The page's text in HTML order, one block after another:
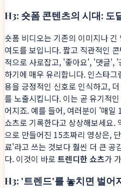
H3: 숏폼 콘텐츠의 시대: 도
숏폼 비디오는 기존의 이미지나
여도를 보입니다. 짧고 직관적인
적으로 사로잡고, '좋아요', '댓글',
하기에 매우 유리합니다. 인스타
용을 긍정적인 신호로 인식하고,
를 노출시킵니다. 이는 곧 유기적
어지죠. 예를 들어, 여러분이 '매일
쇼츠로 기록한다고 상상해보세요.
으로 만들어진 15초짜리 영상은,
료'라고 쓰는 것보다 훨씬 더 큰 공
다. 이것이 바로 트렌디한 쇼츠가
H3: '트렌드'를 놓치면 벌어